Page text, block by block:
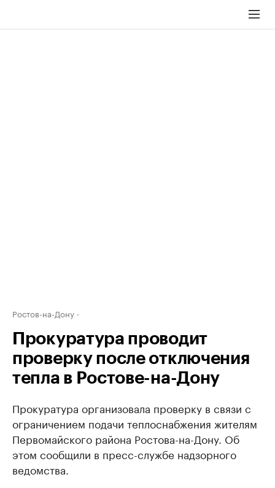
Ростов-на-Дону
Прокуратура проводит
проверку после отключения
тепла в Ростове-на-Дону
Прокуратура организовала проверку в связи с
ограничением подачи теплоснабжения жителям
Первомайского района Ростова-на-Дону. Об
этом сообщили в пресс-службе надзорного
ведомства.